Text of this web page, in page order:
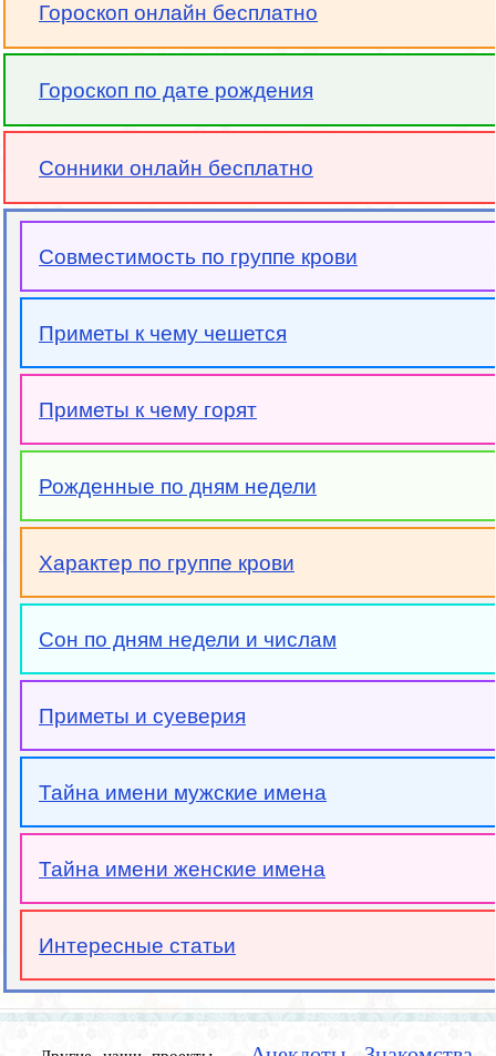
Гороскоп онлайн бесплатно
Гороскоп по дате рождения
Сонники онлайн бесплатно
Совместимость по группе крови
Приметы к чему чешется
Приметы к чему горят
Рожденные по дням недели
Характер по группе крови
Сон по дням недели и числам
Приметы и суеверия
Тайна имени мужские имена
Тайна имени женские имена
Интересные статьи